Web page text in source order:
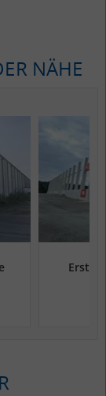
NÄHE